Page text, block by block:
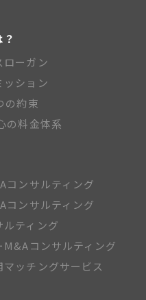
ローガン
ッション
の約束
の料金体系
コンサルティング
コンサルティング
ティング
M&Aコンサルティング
ッチングサービス